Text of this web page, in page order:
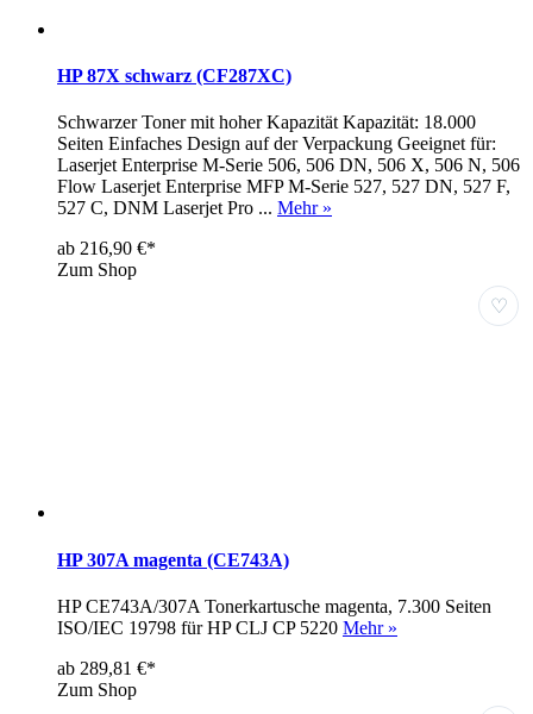
HP 87X schwarz (CF287XC)
Schwarzer Toner mit hoher Kapazität Kapazität: 18.000
Seiten Einfaches Design auf der Verpackung Geeignet für:
Laserjet Enterprise M-Serie 506, 506 DN, 506 X, 506 N, 506
Flow Laserjet Enterprise MFP M-Serie 527, 527 DN, 527 F,
527 C, DNM Laserjet Pro ... Mehr »
ab 216,90 €*
Zum Shop
♡
HP 307A magenta (CE743A)
HP CE743A/307A Tonerkartusche magenta, 7.300 Seiten
ISO/IEC 19798 für HP CLJ CP 5220 Mehr »
ab 289,81 €*
Zum Shop